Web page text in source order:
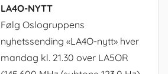
LA4O-NYTT
Følg Oslogruppens
nyhetssending «LA4O-nytt» hver
mandag kl. 21.30 over LA5OR